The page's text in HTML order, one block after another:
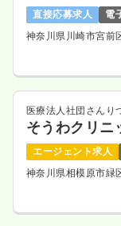
年間休日126日
月給33万円以上可
気に
2交代（常勤）
給与
お問い合わせ
時間
8:30～17:30
直接応募求人
電
神奈川県川崎市宮前
医療法人社団さんり
そうわクリニ
エージェント求人
神奈川県相模原市緑